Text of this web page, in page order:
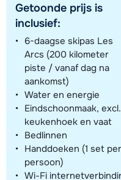
Getoonde prijs is
inclusief:
6-daagse skipas Les
Arcs (200 kilometer
piste / vanaf dag na
aankomst)
Water en energie
Eindschoonmaak, excl.
keukenhoek en vaat
Bedlinnen
Handdoeken (1 set per
persoon)
Wi-Fi